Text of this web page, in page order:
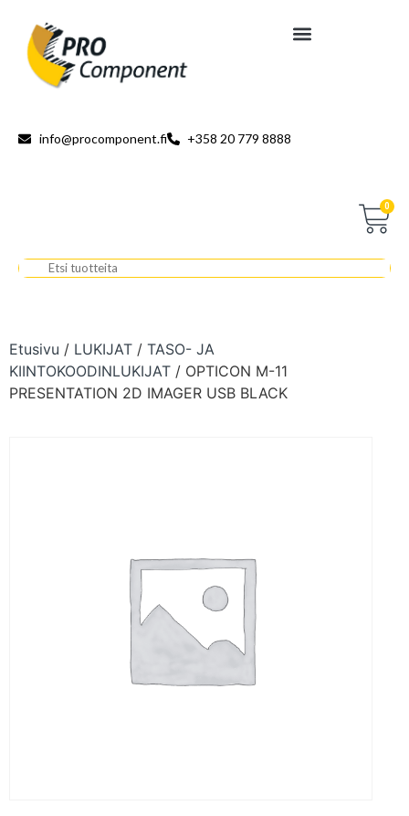
info@procomponent.fi +358 20 779 8888
0
Etusivu / LUKIJAT / TASO- JA
KIINTOKOODINLUKIJAT / OPTICON M-11
PRESENTATION 2D IMAGER USB BLACK